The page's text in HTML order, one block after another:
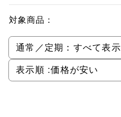
対象商品：
通常／定期： すべて表示
表示順 :価格が安い